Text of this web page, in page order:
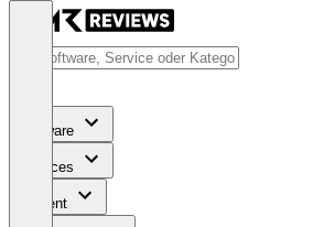
Software
Services
Content